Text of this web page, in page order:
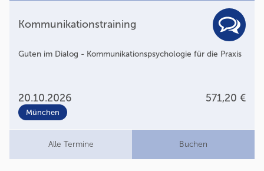
Kommunikationstraining
Guten im Dialog - Kommunikationspsychologie für die Praxis
20.10.2026 571,20 €
München
Alle Termine Buchen